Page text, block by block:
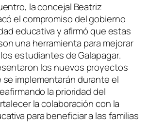
la concejal Beatriz
el compromiso del gobierno
educativa y afirmó que estas
una herramienta para mejorar
estudiantes de Galapagar.
los nuevos proyectos
implementarán durante el
la prioridad del
la colaboración con la
para beneficiar a las familias